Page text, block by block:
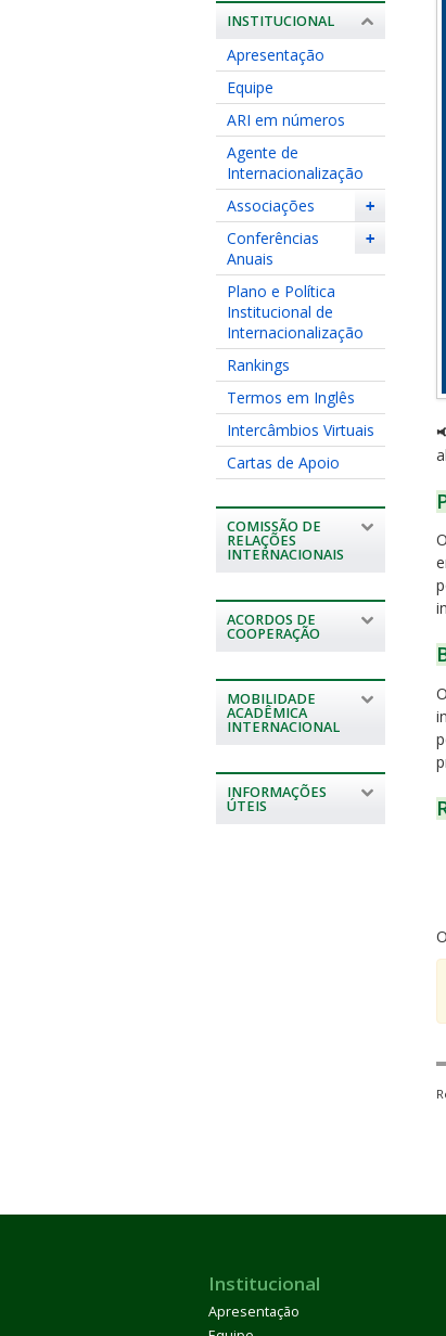
INSTITUCIONAL
Apresentação
Equipe
ARI em números
Agente de
Internacionalização
+
Associações
+
Conferências
Anuais
Plano e Política
Institucional de
Internacionalização
Rankings
Termos em Inglês
Intercâmbios Virtuais
Cartas de Apoio
COMISSÃO DE
RELAÇÕES
INTERNACIONAIS
ACORDOS DE
COOPERAÇÃO
MOBILIDADE
ACADÊMICA
INTERNACIONAL
INFORMAÇÕES
ÚTEIS
O
Institucional
Apresentação